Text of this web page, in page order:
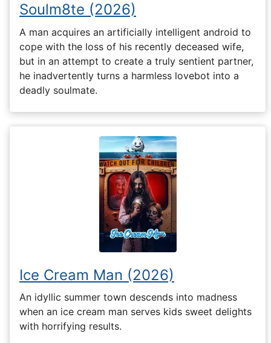
Soulm8te (2026)
A man acquires an artificially intelligent android to
cope with the loss of his recently deceased wife,
but in an attempt to create a truly sentient partner,
he inadvertently turns a harmless lovebot into a
deadly soulmate.
Ice Cream Man (2026)
An idyllic summer town descends into madness
when an ice cream man serves kids sweet delights
with horrifying results.